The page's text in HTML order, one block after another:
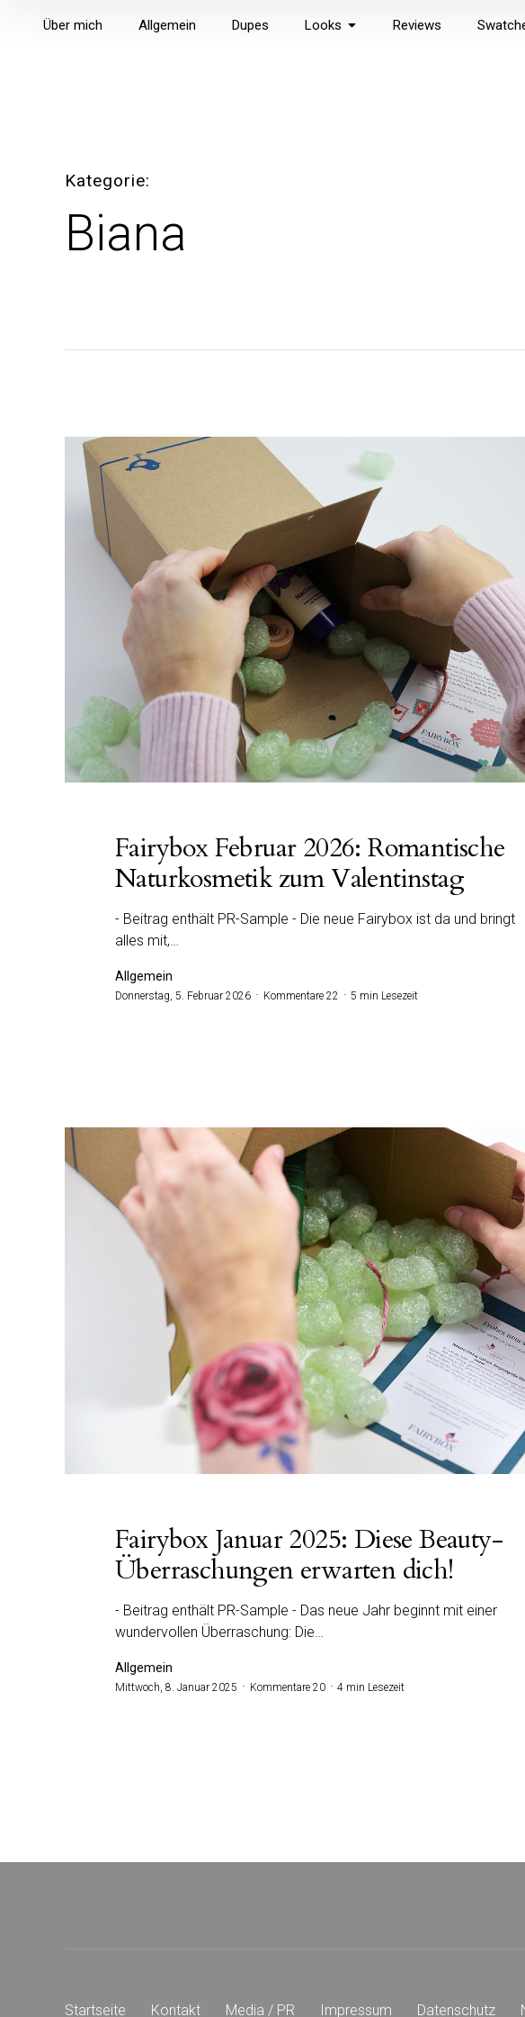
überspringen
Über mich Allgemein Dupes Looks Reviews
Kategorie
Biana
Fairybox Februar 2026: Romantische
Naturkosmetik zum Valentinstag
- Beitrag enthält PR-Sample - Die neue Fairybox ist da und bringt
alles mit,…
Allgemein
Donnerstag, 5. Februar 2026 Kommentare 22 5 min Lesezeit
Fairybox Januar 2025: Diese Beauty-
Überraschungen erwarten dich!
- Beitrag enthält PR-Sample - Das neue Jahr beginnt mit einer
wundervollen Überraschung: Die…
Allgemein
Mittwoch, 8. Januar 2025 Kommentare 20 4 min Lesezeit
Startseite Kontakt Media / PR Impressum Datenschutz